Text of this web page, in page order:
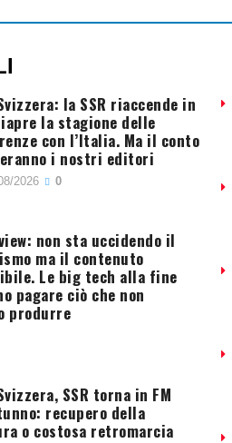
la SSR riaccende in
la stagione delle
con l’Italia. Ma il conto
i nostri editori
2026 0
non sta uccidendo il
ma il contenuto
Le big tech alla fine
pagare ciò che non
produrre
SSR torna in FM
recupero della
o costosa retromarcia